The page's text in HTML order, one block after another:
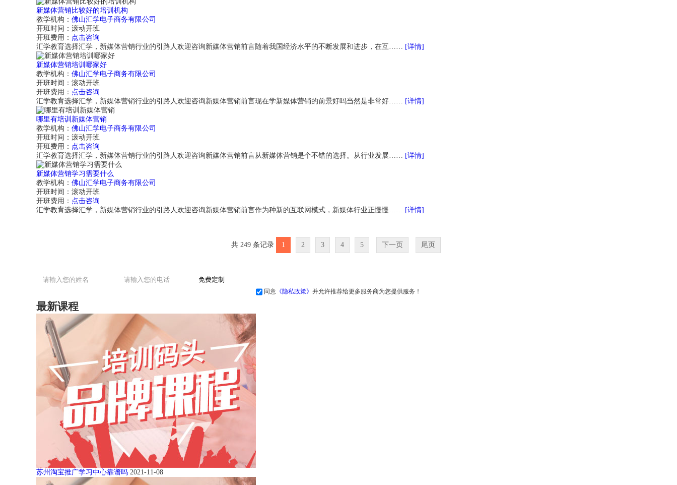
新媒体营销比较好的培训机构
教学机构： 佛山汇学电子商务有限公司
开班时间： 滚动开班
开班费用： 点击咨询
汇学教育选择汇学，新媒体营销行业的引路人欢迎咨询新媒体营销前言随着我国经济水平的不断发展和进步，在互…… [详情]
新媒体营销培训哪家好
教学机构： 佛山汇学电子商务有限公司
开班时间： 滚动开班
开班费用： 点击咨询
汇学教育选择汇学，新媒体营销行业的引路人欢迎咨询新媒体营销前言现在学新媒体营销的前景好吗当然是非常好…… [详情]
哪里有培训新媒体营销
教学机构： 佛山汇学电子商务有限公司
开班时间： 滚动开班
开班费用： 点击咨询
汇学教育选择汇学，新媒体营销行业的引路人欢迎咨询新媒体营销前言从新媒体营销是个不错的选择。从行业发展…… [详情]
新媒体营销学习需要什么
教学机构： 佛山汇学电子商务有限公司
开班时间： 滚动开班
开班费用： 点击咨询
汇学教育选择汇学，新媒体营销行业的引路人欢迎咨询新媒体营销前言作为种新的互联网模式，新媒体行业正慢慢…… [详情]
共 249 条记录 1 2 3 4 5 下一页 尾页
同意 《隐私政策》 并允许推荐给更多服务商为您提供服务！
最新课程
苏州淘宝推广学习中心靠谱吗 2021-11-08